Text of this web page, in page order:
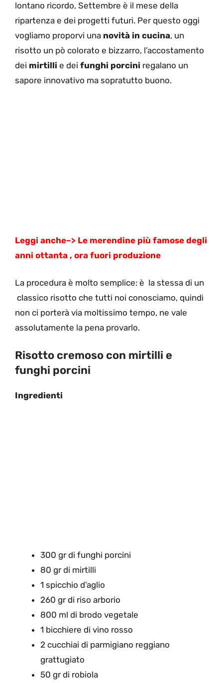
lontano ricordo, Settembre è il mese della
ripartenza e dei progetti futuri. Per questo oggi
vogliamo proporvi una novità in cucina, un
risotto un pò colorato e bizzarro, l’accostamento
dei mirtilli e dei funghi porcini regalano un
sapore innovativo ma sopratutto buono.
Leggi anche–> Le merendine più famose degli
anni ottanta , ora fuori produzione
La procedura è molto semplice: è la stessa di un
classico risotto che tutti noi conosciamo, quindi
non ci porterà via moltissimo tempo, ne vale
assolutamente la pena provarlo.
Risotto cremoso con mirtilli e
funghi porcini
Ingredienti
300 gr di funghi porcini
80 gr di mirtilli
1 spicchio d’aglio
260 gr di riso arborio
800 ml di brodo vegetale
1 bicchiere di vino rosso
2 cucchiai di parmigiano reggiano
grattugiato
50 gr di robiola